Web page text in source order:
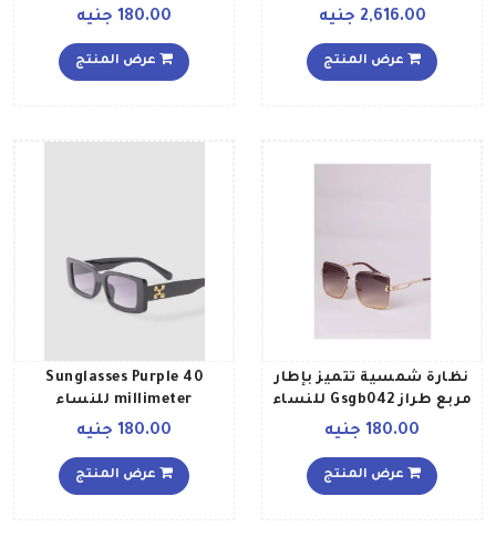
09Q70 49 للنساء
2,616.00 جنيه
عرض المنتج
180.00 جنيه
عرض المنتج
نظارة شمسية تتميز بإطار
مربع طراز Gsgb042 للنساء
180.00 جنيه
عرض المنتج
Sunglasses Purple 40
millimeter للنساء
180.00 جنيه
عرض المنتج